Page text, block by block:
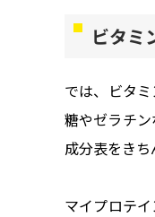
ビタミ
では、ビタ
糖やゼラチ
成分表をき
マイプロテ